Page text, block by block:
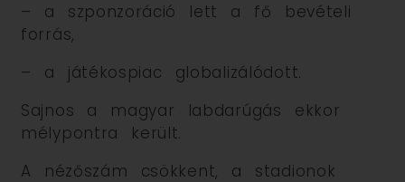
– a szponzoráció lett a fő bevételi
forrás,
– a játékospiac globalizálódott.
Sajnos a magyar labdarúgás ekkor
mélypontra került.
A nézőszám csökkent, a stadionok